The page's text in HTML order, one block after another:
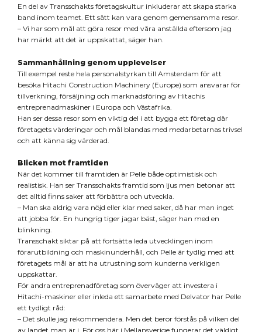
En del av Transschakts företagskultur inkluderar att skapa starka
band inom teamet. Ett sätt kan vara genom gemensamma resor.
– Vi har som mål att göra resor med våra anställda eftersom jag
har märkt att det är uppskattat, säger han.
Sammanhållning genom upplevelser
Till exempel reste hela personalstyrkan till Amsterdam för att
besöka Hitachi Construction Machinery (Europe) som ansvarar för
tillverkning, försäljning och marknadsföring av Hitachis
entreprenadmaskiner i Europa och Västafrika.
Han ser dessa resor som en viktig del i att bygga ett företag där
företagets värderingar och mål blandas med medarbetarnas trivsel
och att känna sig värderad.
Blicken mot framtiden
När det kommer till framtiden är Pelle både optimistisk och
realistisk. Han ser Transschakts framtid som ljus men betonar att
det alltid finns saker att förbättra och utveckla.
– Man ska aldrig vara nöjd eller klar med saker, då har man inget
att jobba för. En hungrig tiger jagar bäst, säger han med en
blinkning.
Transschakt siktar på att fortsätta leda utvecklingen inom
förarutbildning och maskinunderhåll, och Pelle är tydlig med att
företagets mål är att ha utrustning som kunderna verkligen
uppskattar.
För andra entreprenadföretag som överväger att investera i
Hitachi-maskiner eller inleda ett samarbete med Delvator har Pelle
ett tydligt råd:
– Det skulle jag rekommendera. Men det beror förstås på vilken del
av landet man är i. För oss här i Mellansverige fungerar det väldigt